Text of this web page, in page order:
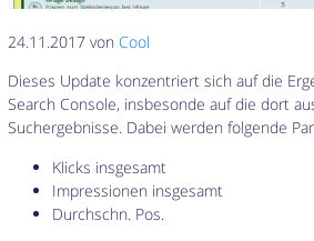
24.11.2017 vonCool
Dieses Update konzentriert sich auf die
Search Console, insbesonde auf die dort
Suchergebnisse. Dabei werden folgende
Klicks insgesamt
Impressionen insgesamt
Durchschn. Pos.